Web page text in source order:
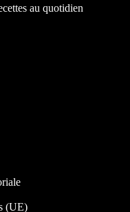
au quotidien
(UE)